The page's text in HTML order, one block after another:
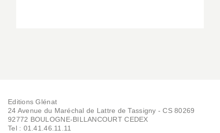
Editions Glénat
24 Avenue du Maréchal de Lattre de Tassigny - CS 80269
92772 BOULOGNE-BILLANCOURT CEDEX
Tel : 01.41.46.11.11